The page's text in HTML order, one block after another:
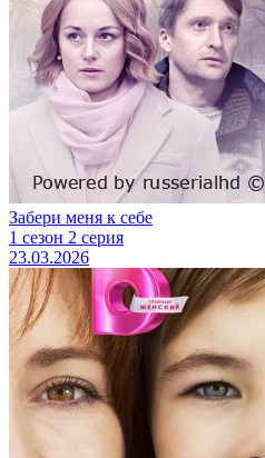
Забери меня к себе
1 сезон 2 серия
23.03.2026